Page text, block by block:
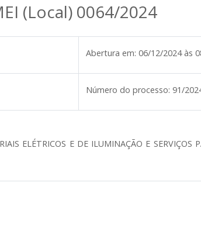
(Local) 0064/2024
Abertura em: 06/12/2024 às
Número do processo: 91/
ELÉTRICOS E DE ILUMINAÇÃO E